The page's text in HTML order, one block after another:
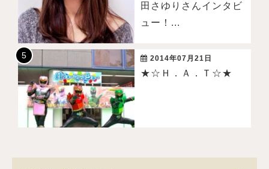
田さゆりさんインタビ
ュー！...
2014年07月21日
★☆Ｈ．Ａ．Ｔ☆★